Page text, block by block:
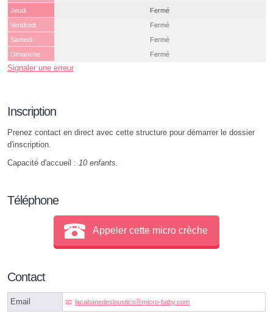
Jeudi
Fermé
Vendredi
Fermé
Samedi
Fermé
Dimanche
Fermé
Signaler une erreur
Inscription
Prenez contact en direct avec cette structure pour démarrer le dossier
d'inscription.
Capacité d'accueil : 10 enfants
Téléphone
Appeler cette micro crèche
Contact
Email lacabanedeslousticsⓐmicro-baby.com